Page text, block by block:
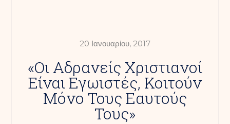
20 Ιανουαρίου, 2017
«Οι Αδρανείς Χριστιανοί
Είναι Εγωιστές, Κοιτούν
Μόνο Τους Εαυτούς
Τους»